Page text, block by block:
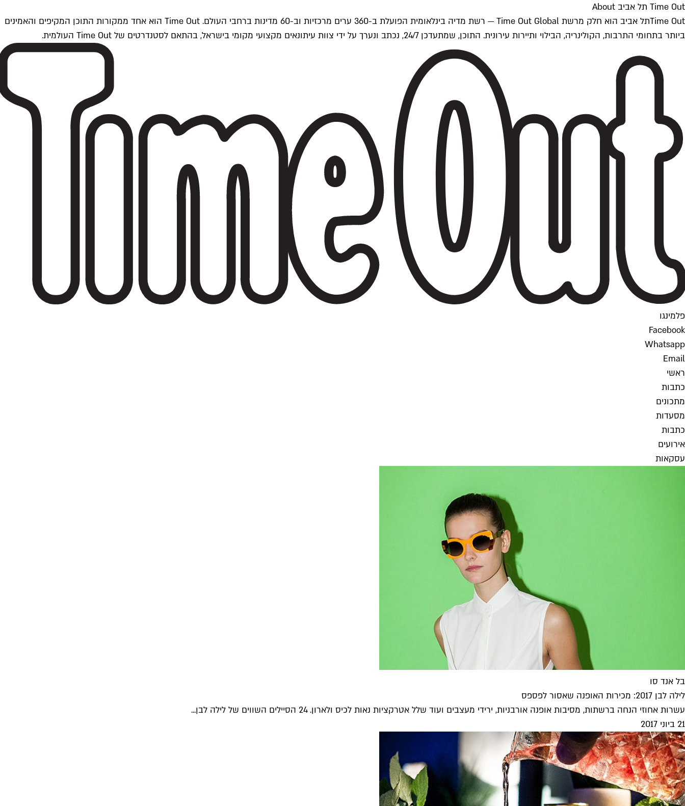
Time Out תל אביב About
Time Outתל אביב הוא חלק מרשת Time Out Global — רשת מדיה בינלאומית הפועלת ב-360 ערים מרכזיות וב-60 מדינות ברחבי העולם. Time Out הוא אחד ממקורות התוכן המקיפים והאמינים
ביותר בתחומי התרבות, הקולינריה, הבילוי ותיירות עירונית. התוכן, שמתעדכן 24/7, נכתב ונערך על ידי צוות עיתונאים מקצועי מקומי בישראל, בהתאם לסטנדרטים של Time Out העולמית.
פלמינגו
Facebook
Whatsapp
Email
ראשי
כתבות
מתכונים
מסעדות
כתבות
אירועים
עסקאות
בל אנד סו
לילה לבן 2017: מכירות האופנה שאסור לפספס
עשרות אחוזי הנחה ברשתות, מסיבות אופנה אורבניות, ירידי מעצבים ועוד שלל אטרקציות נאות לכיס ולארון. 24 הסיילים השווים של לילה לבן...
21 ביוני 2017